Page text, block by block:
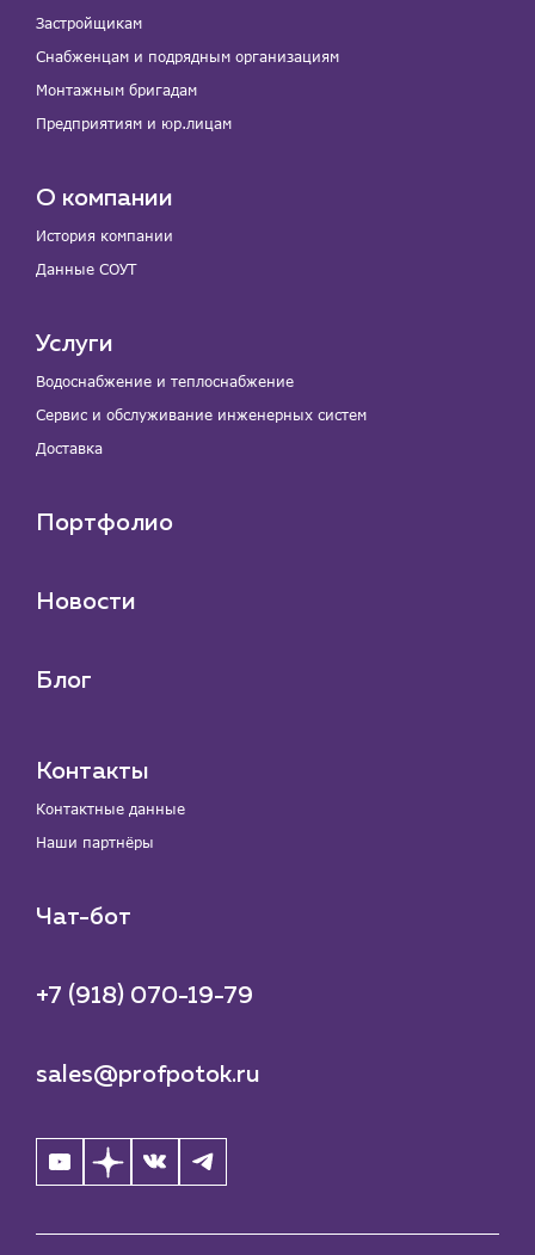
Застройщикам
Снабженцам и подрядным организациям
Монтажным бригадам
Предприятиям и юр.лицам
О компании
История компании
Данные СОУТ
Услуги
Водоснабжение и теплоснабжение
Сервис и обслуживание инженерных систем
Доставка
Портфолио
Новости
Блог
Контакты
Контактные данные
Наши партнёры
Чат-бот
+7 (918) 070-19-79
sales@profpotok.ru